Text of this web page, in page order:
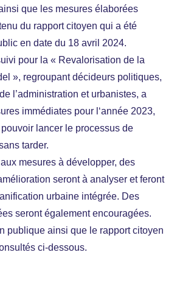
que les mesures élaborées
du rapport citoyen qui a été
en date du 18 avril 2024.
pour la « Revalorisation de la
», regroupant décideurs politiques,
l’administration et urbanistes, a
immédiates pour l‘année 2023,
lancer le processus de
tarder.
mesures à développer, des
seront à analyser et feront
urbaine intégrée. Des
seront également encouragées.
publique ainsi que le rapport citoyen
ci-dessous.